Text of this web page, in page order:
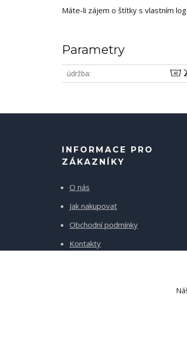
Máte-li zájem o štítky s vlastním
Parametry
údržba
INFORMACE PRO
ZÁKAZNÍKY
O nás
Jak nakupovat
Obchodní podmínky
Kontakty